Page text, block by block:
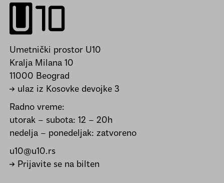
Umetnički prostor U10
Kralja Milana 10
11000 Beograd
→ ulaz iz Kosovke devojke 3
Radno vreme:
utorak – subota: 12 – 20h
nedelja – ponedeljak: zatvoreno
u10@u10.rs
→ Prijavite se na bilten